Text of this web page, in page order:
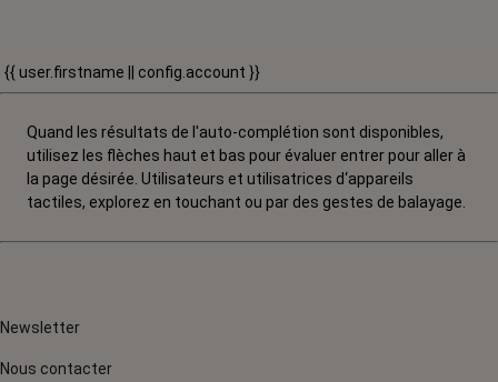
{{ user.firstname || config.account }}
Quand les résultats de l'auto-complétion sont disponibles,
utilisez les flèches haut et bas pour évaluer entrer pour aller à
la page désirée. Utilisateurs et utilisatrices d‘appareils
tactiles, explorez en touchant ou par des gestes de balayage.
Newsletter
Nous contacter